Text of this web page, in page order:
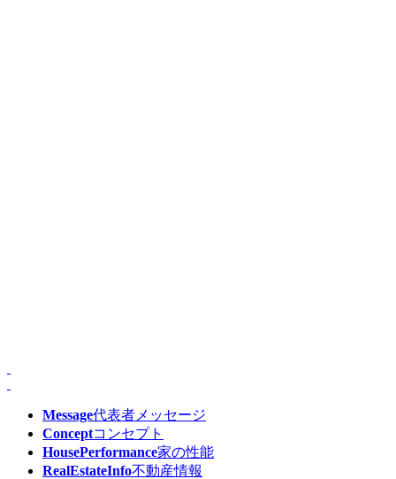
Message代表者メッセージ
Conceptコンセプト
HousePerformance家の性能
RealEstateInfo不動産情報